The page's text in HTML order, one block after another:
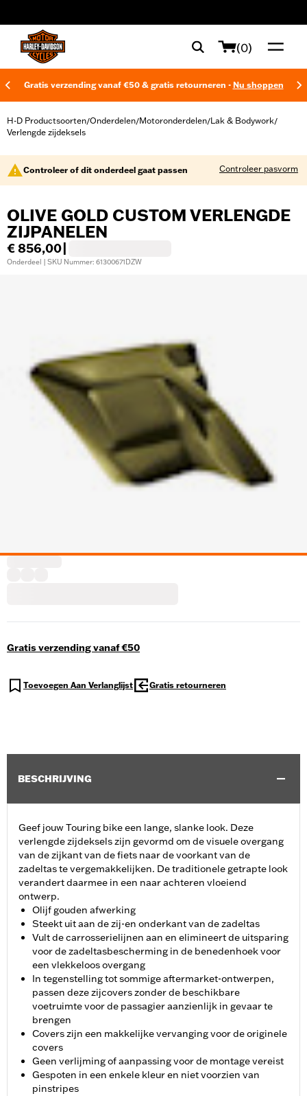
(0)
Gratis verzending vanaf €50 & gratis retourneren - Nu shoppen
H-D Productsoorten/Onderdelen/Motoronderdelen/Lak & Bodywork/
Verlengde zijdeksels
Controleer of dit onderdeel gaat passen Controleer pasvorm
OLIVE GOLD CUSTOM VERLENGDE
ZIJPANELEN
€ 856,00
Onderdeel | SKU Nummer: 61300671DZW
Gratis verzending vanaf €50
Toevoegen Aan Verlanglijst Gratis retourneren
BESCHRIJVING
Geef jouw Touring bike een lange, slanke look. Deze
verlengde zijdeksels zijn gevormd om de visuele overgang
van de zijkant van de fiets naar de voorkant van de
zadeltas te vergemakkelijken. De traditionele getrapte look
verandert daarmee in een naar achteren vloeiend
ontwerp.
Olijf gouden afwerking
Steekt uit aan de zij-en onderkant van de zadeltas
Vult de carrosserielijnen aan en elimineert de uitsparing
voor de zadeltasbescherming in de benedenhoek voor
een vlekkeloos overgang
In tegenstelling tot sommige aftermarket-ontwerpen,
passen deze zijcovers zonder de beschikbare
voetruimte voor de passagier aanzienlijk in gevaar te
brengen
Covers zijn een makkelijke vervanging voor de originele
covers
Geen verlijming of aanpassing voor de montage vereist
Gespoten in een enkele kleur en niet voorzien van
pinstripes